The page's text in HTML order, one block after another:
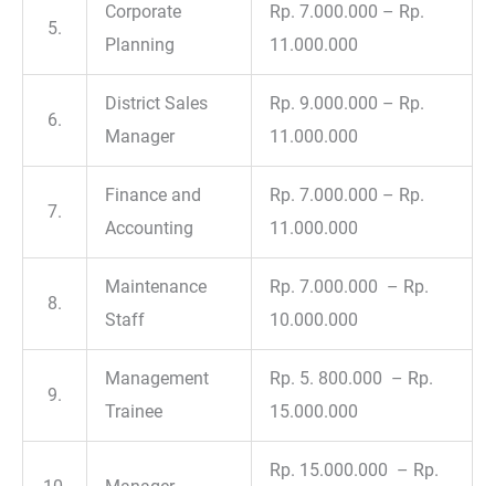
5.
Corporate
Planning
Rp. 7.000.000 – Rp.
11.000.000
6.
District Sales
Manager
Rp. 9.000.000 – Rp.
11.000.000
7.
Finance and
Accounting
Rp. 7.000.000 – Rp.
11.000.000
8.
Maintenance
Staff
Rp. 7.000.000 – Rp.
10.000.000
9.
Management
Trainee
Rp. 5. 800.000 – Rp.
15.000.000
Rp. 15.000.000 – Rp.